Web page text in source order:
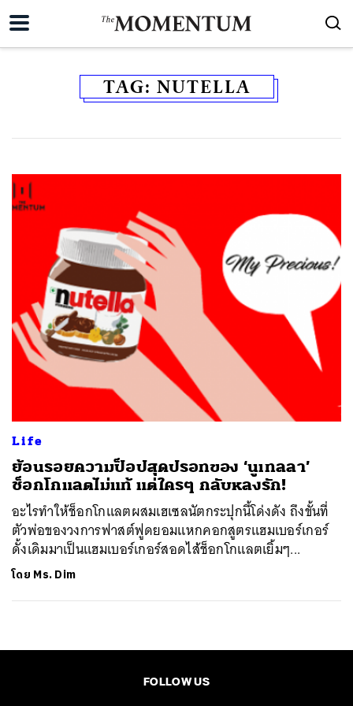
TAG: NUTELLA
Life
ย้อนรอยความป็อปสุดปรอทของ ‘นูเทลลา’
ช็อกโกแลตไม่แท้ แต่ใครๆ กลับหลงรัก!
อะไรทำให้ช็อกโกแลตผสมเฮเซลนัตกระปุกนี้โด่งดัง ถึงขั้นที่
ตัวพ่อของวงการฟาสต์ฟูดยอมแหกคอกสูตรแฮมเบอร์เกอร์
ดั้งเดิมมาเป็นแฮมเบอร์เกอร์สอดไส้ช็อกโกแลตเยิ้มๆ...
โดย Ms. Dim
FOLLOW US
ค้นหา
TWEET LINE